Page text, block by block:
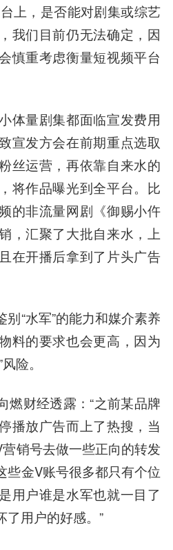
上，是否能对剧集或综艺
我们目前仍无法确定，因
慎重考虑衡量短视频平台
体量剧集都面临宣发费用
宣发方会在前期重点选取
丝运营，再依靠自来水的
将作品曝光到全平台。比
的非流量网剧《御赐小仵
，汇聚了大批自来水，上
在开播后拿到了片头广告
“水军”的能力和媒介素养
料的要求也会更高，因为
险。
燃财经透露：“之前某品牌
播放广告而上了热搜，当
销号去做一些正向的转发
些金V账号很多都只有个位
用户谁是水军也就一目了
了用户的好感。”